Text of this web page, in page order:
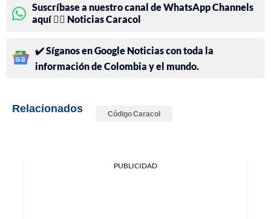
Suscríbase a nuestro canal de WhatsApp Channels
aquí 👉🏻 Noticias Caracol
✔️ Síganos en Google Noticias con toda la
información de Colombia y el mundo.
Relacionados Código Caracol
PUBLICIDAD